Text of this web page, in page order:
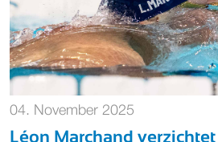
04. November 2025
Léon Marchand